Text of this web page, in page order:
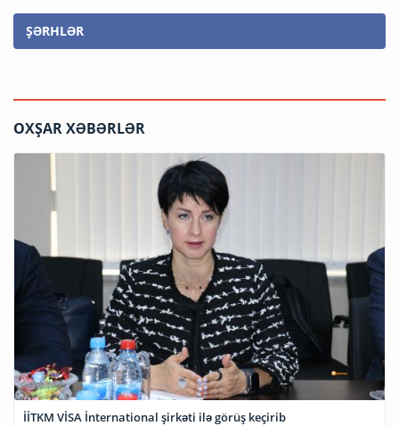
ŞƏRHLƏR
OXŞAR XƏBƏRLƏR
İİTKM VİSA İnternational şirkəti ilə görüş keçirib